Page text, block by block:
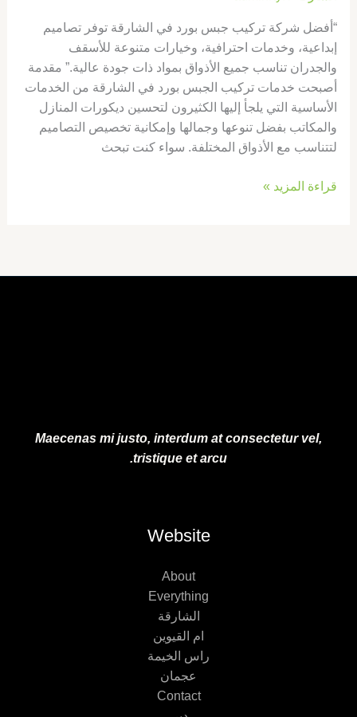
“أفضل شركة تركيب جبس بورد في الشارقة توفر تصاميم
إبداعية، وخدمات احترافية، وخيارات متنوعة للأسقف
والجدران تناسب جميع الأذواق بمواد ذات جودة عالية.” مقدمة
أصبحت خدمات تركيب الجبس بورد في الشارقة من الخدمات
الأساسية التي يلجأ إليها الكثيرون لتحسين ديكورات المنازل
والمكاتب بفضل تنوعها وجمالها وإمكانية تخصيص التصاميم
لتتناسب مع الأذواق المختلفة. سواء كنت تبحث
قراءة المزيد »
Maecenas mi justo, interdum at consectetur vel,
tristique et arcu.
Website
About
Everything
الشارقة
ام القيوين
راس الخيمة
عجمان
Contact